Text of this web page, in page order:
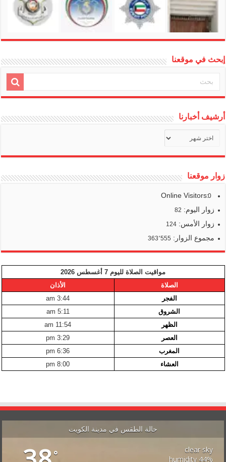
إبحث في موقعنا
أرشيف أخبارنا
أخبارنا
زوار موقعنا
Online Visitors:
0
زوار اليوم: 82
زوار الأمس:124
مجموع الزوار: 363٬555
مواقيت الصلاة لليوم 7 أغسطس 2026
الصلاة
الأذان
الفجر
3:44 am
الشروق
5:11 am
الظهر
11:54 am
العصر
3:29 pm
المغرب
6:36 pm
العشاء
8:00 pm
حالة الطقس في مدينة الكويت
°
clear sky
44% humidity